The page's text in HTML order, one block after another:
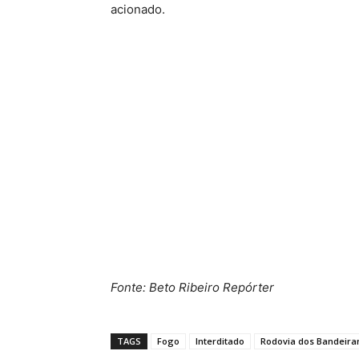
acionado.
Fonte: Beto Ribeiro Repórter
TAGS Fogo Interditado Rodovia dos